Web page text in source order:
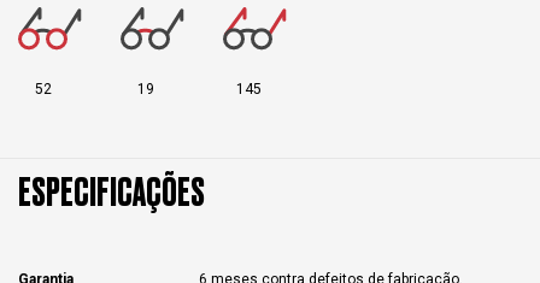
52 19 145
ESPECIFICAÇÕES
Garantia 6 meses contra defeitos de fabricação.